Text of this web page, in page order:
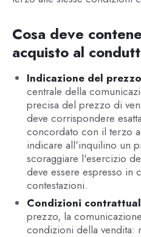
Cosa deve
acquisto al
Indicazione del
centrale della
precisa del prezzo di
deve corrispondere
concordato con il terzo
indicare all'inquilino un
scoraggiare l'esercizio
deve essere espresso in
contestazioni.
Condizioni
prezzo, la
condizioni della vendita: